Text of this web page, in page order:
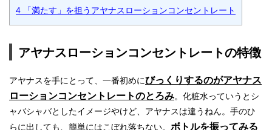
4 「満たす」を担うアヤナスローションコンセントレート
アヤナスローションコンセントレートの特徴
アヤナスを手にとって、一番初めにびっくりするのがアヤナス
ローションコンセントレートのとろみ。化粧水っていうとシ
ャバシャバとしたイメージやけど、アヤナスは違うねん。手のひ
らに出しても、簡単にはこぼれ落ちない。 ボトルを振ってみる